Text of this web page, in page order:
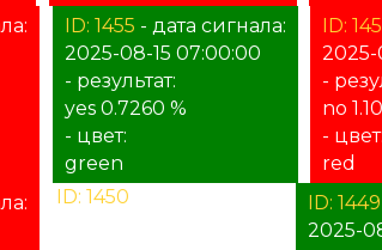
ID: 1455 - дата сигнала:
2025-08-15 07:00:00
- результат:
yes 0.7260 %
- цвет:
green
ID:
2025-
-
no
- цвет:
red
ID: 1450 ID: 1449
2025-